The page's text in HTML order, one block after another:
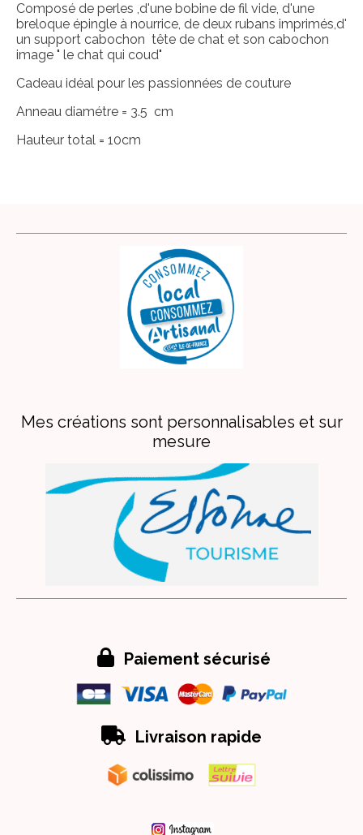
Composé de perles ,d'une bobine de fil vide, d'une
breloque épingle à nourrice, de deux rubans imprimés,d'
un support cabochon tête de chat et son cabochon
image " le chat qui coud"
Cadeau idéal pour les passionnées de couture
Anneau diamétre = 3.5 cm
Hauteur total = 10cm
Mes créations sont personnalisables et sur
mesure
 Paiement sécurisé
 Livraison rapide